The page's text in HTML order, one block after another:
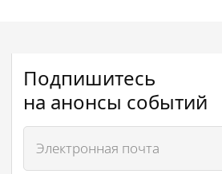
Подпишитесь
на анонсы событий